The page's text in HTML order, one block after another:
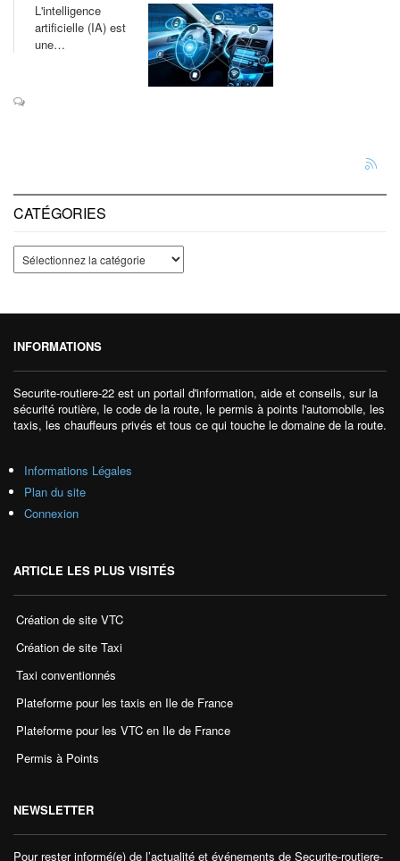
L'intelligence
artificielle (IA) est
une…
CATÉGORIES
INFORMATIONS
Securite-routiere-22 est un portail d'information, aide et conseils, sur la
sécurité routière, le code de la route, le permis à points l'automobile, les
taxis, les chauffeurs privés et tous ce qui touche le domaine de la route.
Informations Légales
Plan du site
Connexion
ARTICLE LES PLUS VISITÉS
Création de site VTC
Création de site Taxi
Taxi conventionnés
Plateforme pour les taxis en Ile de France
Plateforme pour les VTC en Ile de France
Permis à Points
NEWSLETTER
Pour rester informé(e) de l’actualité et événements de Securite-routiere-